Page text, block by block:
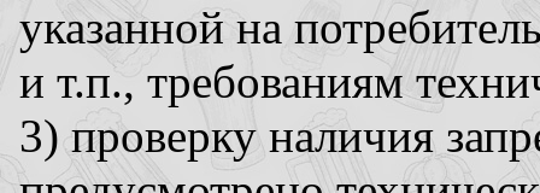
указанной на
и т.п., требованиям
3) проверку наличия